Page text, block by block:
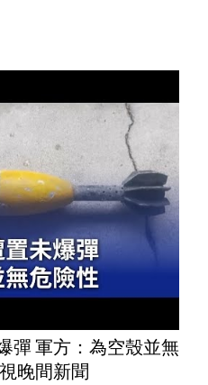
彈 軍方：為空殼並無
晚間新聞